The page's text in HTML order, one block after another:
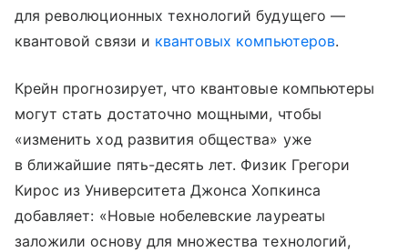
для революционных технологий будущего —
квантовой связи и квантовых компьютеров.
Крейн прогнозирует, что квантовые компьютеры
могут стать достаточно мощными, чтобы
«изменить ход развития общества» уже
в ближайшие пять-десять лет. Физик Грегори
Кирос из Университета Джонса Хопкинса
добавляет: «Новые нобелевские лауреаты
заложили основу для множества технологий,